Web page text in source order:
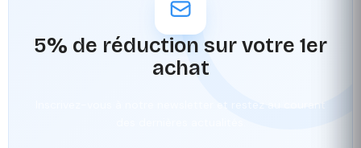
5% de réduction sur votre 1er
achat